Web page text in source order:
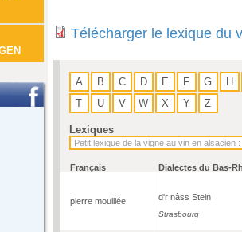
Télécharger le lexique du
A B C D E F G
H
T
U V W X Y Z
Lexiques
Français Dialectes du Bas-
pierre mouillée d'r nàss Stein
Strasbourg